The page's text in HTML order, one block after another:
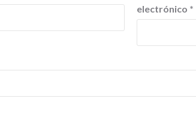
electrónico *